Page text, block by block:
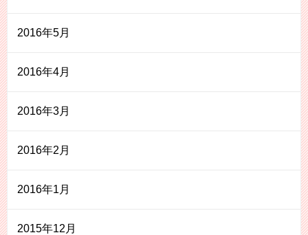
2016年5月
2016年4月
2016年3月
2016年2月
2016年1月
2015年12月